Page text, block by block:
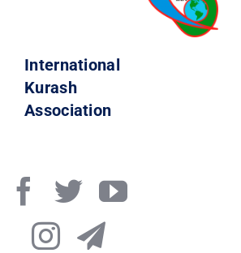
International
Kurash
Association